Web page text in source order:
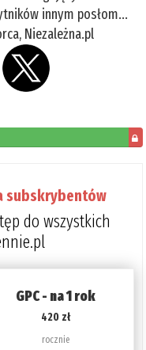
innym posłom...
Niezależna.pl
subskrybentów
do wszystkich
GPC - na 1 rok
420 zł
rocznie